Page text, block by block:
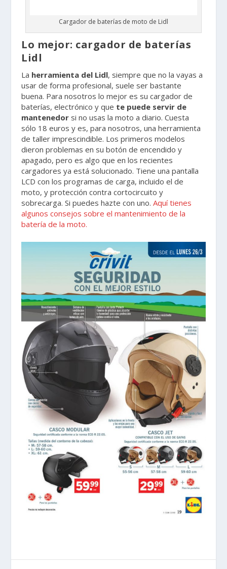
Cargador de baterías de moto de Lidl
Lo mejor: cargador de baterías
Lidl
La herramienta del Lidl, siempre que no la vayas a
usar de forma profesional, suele ser bastante
buena. Para nosotros lo mejor es su cargador de
baterías, electrónico y que te puede servir de
mantenedor si no usas la moto a diario. Cuesta
sólo 18 euros y es, para nosotros, una herramienta
de taller imprescindible. Los primeros modelos
dieron problemas en su botón de encendido y
apagado, pero es algo que en los recientes
cargadores ya está solucionado. Tiene una pantalla
LCD con los programas de carga, incluido el de
moto, y protección contra cortocircuito y
sobrecarga. Si puedes hazte con uno.Aquí tienes
algunos consejos sobre el mantenimiento de la
batería de la moto.